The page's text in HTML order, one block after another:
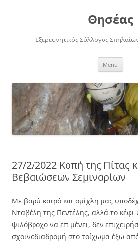
Θησέας
Εξερευνητικός Σύλλογος
Menu
27/2/2022 Κοπή της Πίτας
Βεβαιώσεων Σεμιναρίων
Με βαρύ καιρό και ομίχλη μας
Νταβέλη της Πεντέλης, αλλά το
ψιλόβροχο να επιμένει, δεν
σχοινοδιαδρομή στο τοίχωμα έξω